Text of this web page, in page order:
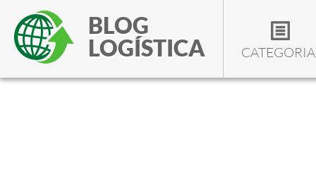
BLOG
LOGÍSTICA